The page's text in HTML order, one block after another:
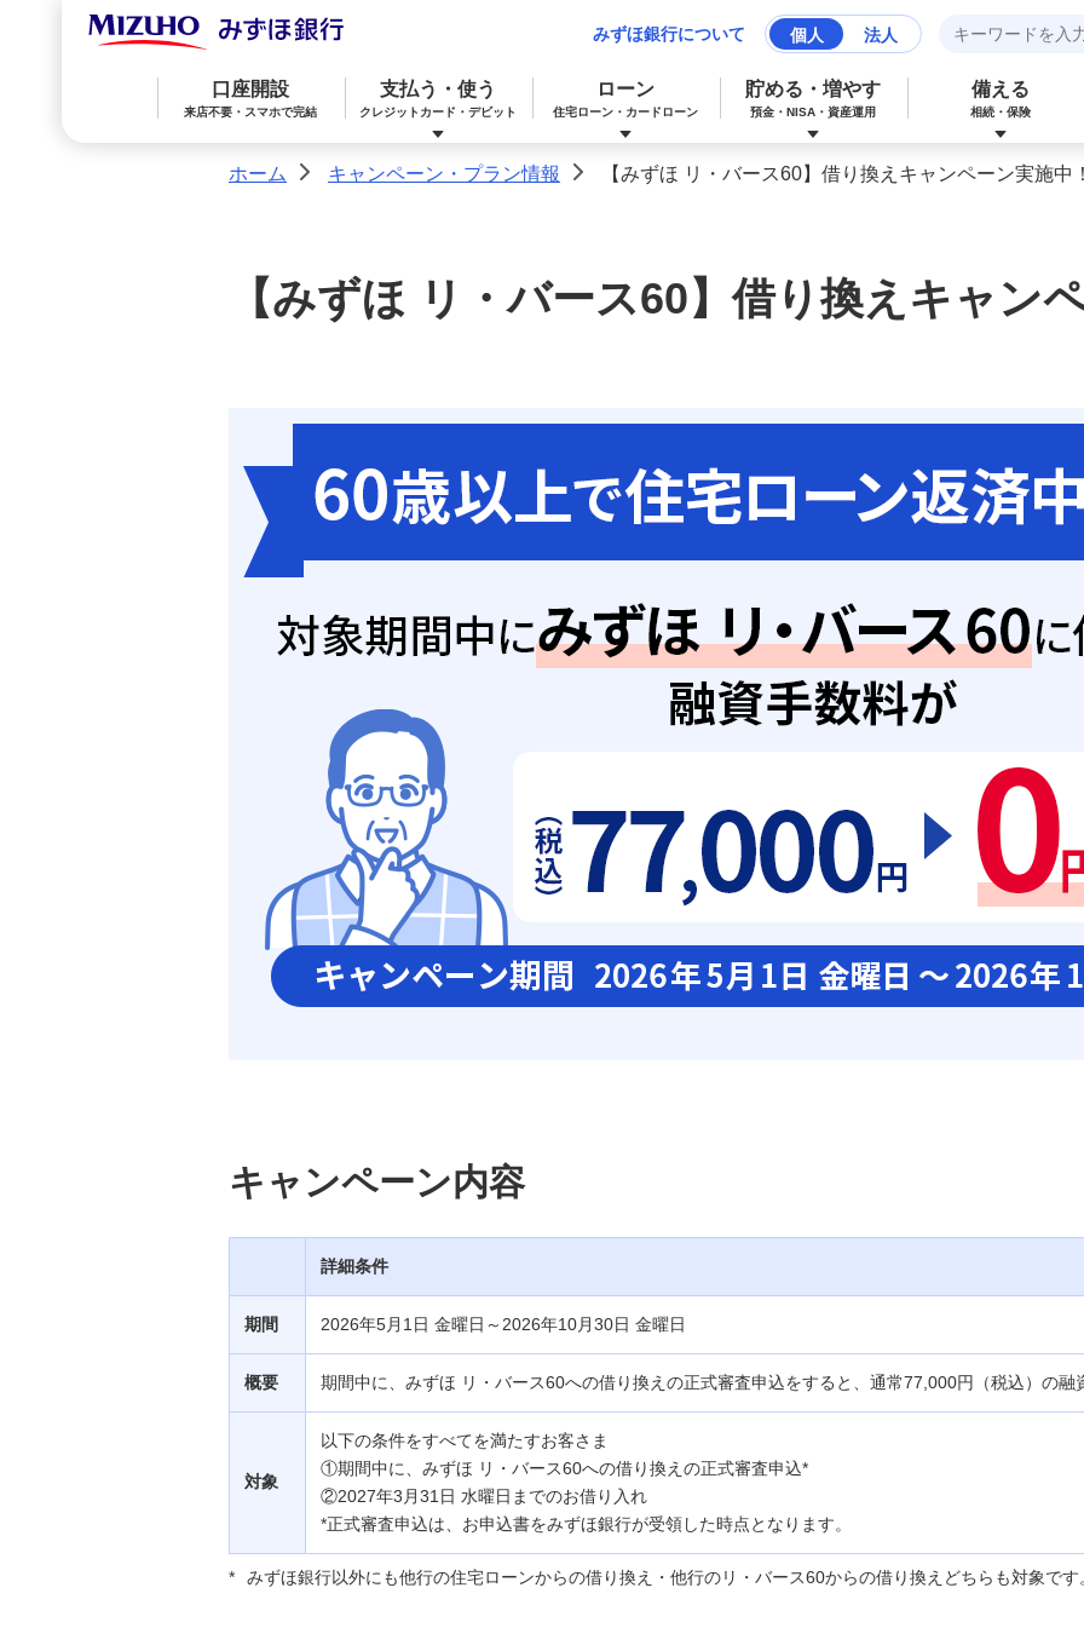
みずほ銀行について 個人 法人
口座開設
来店不要・スマホで完結
支払う・使う
クレジットカード・デビット
ローン
住宅ローン・カードローン
貯める・増やす
預金・NISA・資産運用
備える
相続・保険
ットカード）
みずほダイレクト みずほマイレージクラブ
リフォームローン
みずほグローバル口座（マルチカレンシ
オンライン金融商品仲介サービス 個人向け国債
ホーム キャンペーン・プラン情報 【みずほ リ・バース60】借り換えキャンペーン実施中
【みずほ リ・バース60】借り換えキャン
キャンペーン内容
詳細条件
期間 2026年5月1日 金曜日～2026年10月30日 金曜日
概要 期間中に、みずほ リ・バース60への借り換えの正式審査申込をすると、通常77,000円（税込）の融
対象
以下の条件をすべてを満たすお客さま
①期間中に、みずほ リ・バース60への借り換えの正式審査申込*
②2027年3月31日 水曜日までのお借り入れ
*正式審査申込は、お申込書をみずほ銀行が受領した時点となります。
* みずほ銀行以外にも他行の住宅ローンからの借り換え・他行のリ・バース60からの借り換えどちらも対象です